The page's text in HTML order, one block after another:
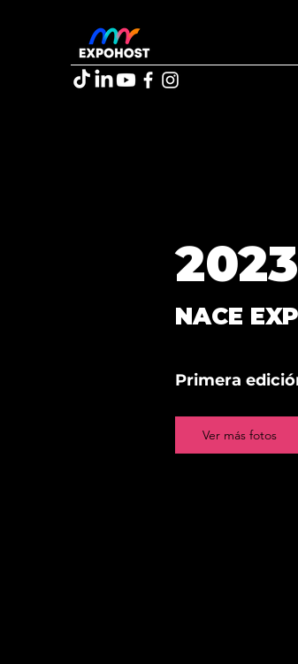
2023
NACE
Primera
Ver más fotos